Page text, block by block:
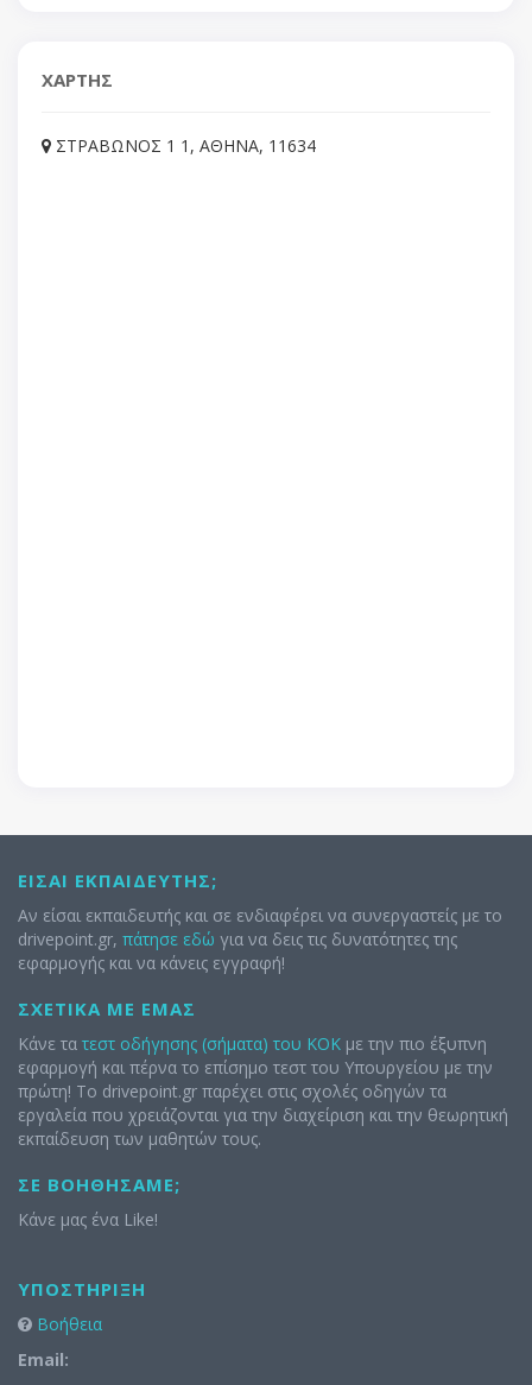
ΧΑΡΤΗΣ
ΣΤΡΑΒΩΝΟΣ 1 1, ΑΘΗΝΑ, 11634
ΕΊΣΑΙ ΕΚΠΑΙΔΕΥΤΉΣ;
Αν είσαι εκπαιδευτής και σε ενδιαφέρει να συνεργαστείς με το
drivepoint.gr, πάτησε εδώ για να δεις τις δυνατότητες της
εφαρμογής και να κάνεις εγγραφή!
ΣΧΕΤΙΚΆ ΜΕ ΕΜΆΣ
Κάνε τα τεστ οδήγησης (σήματα) του ΚΟΚ με την πιο έξυπνη
εφαρμογή και πέρνα το επίσημο τεστ του Υπουργείου με την
πρώτη! Το drivepoint.gr παρέχει στις σχολές οδηγών τα
εργαλεία που χρειάζονται για την διαχείριση και την θεωρητική
εκπαίδευση των μαθητών τους.
ΣΕ ΒΟΗΘΉΣΑΜΕ;
Κάνε μας ένα Like!
ΥΠΟΣΤΉΡΙΞΗ
Βοήθεια
Email: